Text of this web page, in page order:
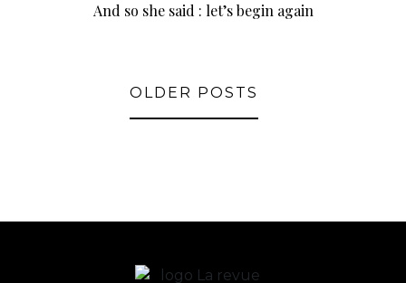
And so she said : let’s begin again
OLDER POSTS